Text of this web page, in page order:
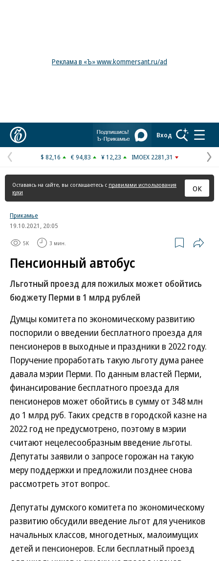
Реклама в «Ъ» www.kommersant.ru/ad
Вход
Предыдущая
страница
$ 82,16 € 94,83 ¥ 12,23 IMOEX 2281,31
Оставаясь на сайте, вы соглашаетесь с правилами использования
куки
ОК
Прикамье
19.10.2021, 20:05
5K 3 мин.
Пенсионный автобус
Льготный проезд для пожилых может обойтись
бюджету Перми в 1 млрд рублей
Думцы комитета по экономическому развитию
поспорили о введении бесплатного проезда для
пенсионеров в выходные и праздники в 2022 году.
Поручение проработать такую льготу дума ранее
давала мэрии Перми. По данным властей Перми,
финансирование бесплатного проезда для
пенсионеров может обойтись в сумму от 348 млн
до 1 млрд руб. Таких средств в городской казне на
2022 год не предусмотрено, поэтому в мэрии
считают нецелесообразным введение льготы.
Депутаты заявили о запросе горожан на такую
меру поддержки и предложили позднее снова
рассмотреть этот вопрос.
Депутаты думского комитета по экономическому
развитию обсудили введение льгот для учеников
начальных классов, многодетных, малоимущих
детей и пенсионеров. Если бесплатный проезд